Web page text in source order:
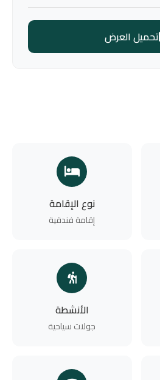
نوع الإقامة
إقامة فندقية
الأنشطة
جولات سياحية
تحميل العرض